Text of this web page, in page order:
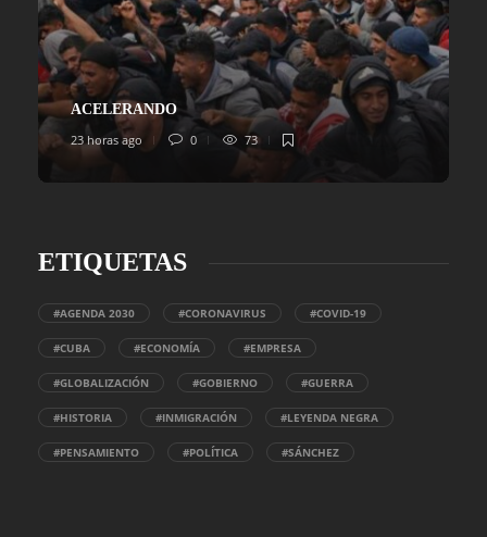
ACELERANDO
23 horas ago
0 73
ETIQUETAS
#AGENDA 2030 #CORONAVIRUS #COVID-19
#CUBA #ECONOMÍA #EMPRESA
#GLOBALIZACIÓN #GOBIERNO #GUERRA
#HISTORIA #INMIGRACIÓN #LEYENDA NEGRA
#PENSAMIENTO #POLÍTICA #SÁNCHEZ